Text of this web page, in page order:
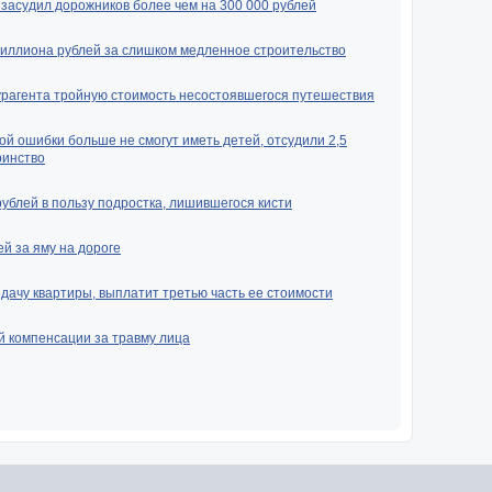
дорожников более чем на 300 000 рублей
рублей за слишком медленное строительство
тройную стоимость несостоявшегося путешествия
ошибки больше не смогут иметь детей, отсудили 2,5
в пользу подростка, лишившегося кисти
за яму на дороге
квартиры, выплатит третью часть ее стоимости
компенсации за травму лица